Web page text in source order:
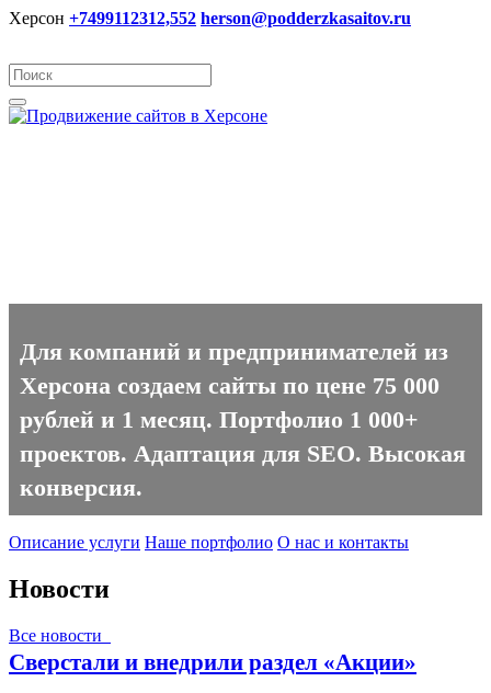
Херсон +7499112312,552 herson@podderzkasaitov.ru
Для компаний и предпринимателей из
Херсона создаем сайты по цене 75 000
рублей и 1 месяц. Портфолио 1 000+
проектов. Адаптация для SEO. Высокая
конверсия.
Описание услуги Наше портфолио О нас и контакты
Новости
Все новости
Сверстали и внедрили раздел «Акции»